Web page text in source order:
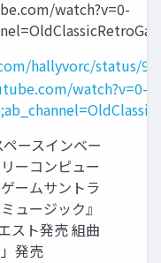
watch?v=0-
hallyvorc/status/
watch?v=0-
ースインベー
ーコンピュー
ームサントラ
ュージック』
スト発売 組曲
発売